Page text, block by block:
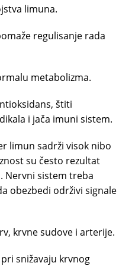
limuna.
regulisanje rada
metabolizma.
štiti
i jača imuni sistem.
limun sadrži visok nibo
su često rezultat
Nervni sistem treba
obezbedi održivi signale
krvne sudove i arterije.
snižavaju krvnog